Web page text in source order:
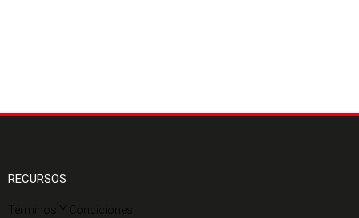
RECURSOS
Términos Y Condiciones